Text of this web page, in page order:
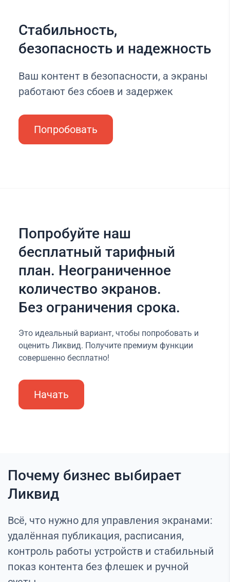
Стабильность,
безопасность и надежность
Ваш контент в безопасности, а экраны
работают без сбоев и задержек
Попробовать
Попробуйте наш
бесплатный тарифный
план. Неограниченное
количество экранов.
Без ограничения срока.
Это идеальный вариант, чтобы попробовать и
оценить Ликвид. Получите премиум функции
совершенно бесплатно!
Начать
Почему бизнес выбирает
Ликвид
Всё, что нужно для управления экранами:
удалённая публикация, расписания,
контроль работы устройств и стабильный
показ контента без флешек и ручной